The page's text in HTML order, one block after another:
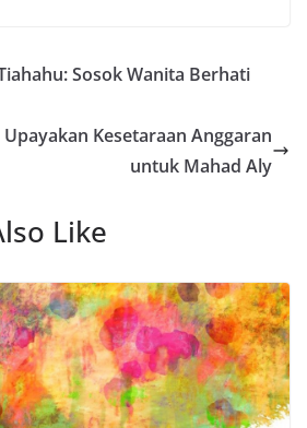
Sosok Wanita Berhati
Upayakan Kesetaraan Anggaran
untuk Mahad Aly
Like